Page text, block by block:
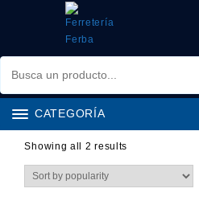
CATEGORÍA
Showing all 2 results